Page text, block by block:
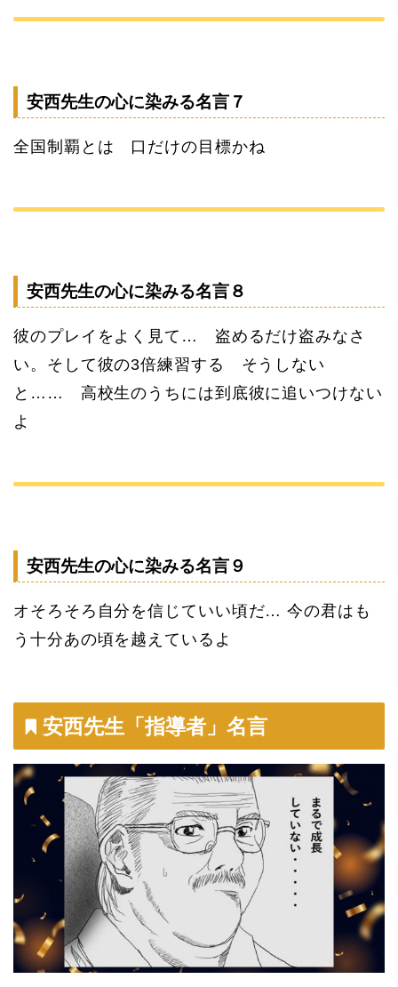
安西先生の心に染みる名言７
全国制覇とは 口だけの目標かね
安西先生の心に染みる名言８
彼のプレイをよく見て… 盗めるだけ盗みなさ
い。そして彼の3倍練習する そうしない
と…… 高校生のうちには到底彼に追いつけない
よ
安西先生の心に染みる名言９
オそろそろ自分を信じていい頃だ… 今の君はも
う十分あの頃を越えているよ
安西先生「指導者」名言